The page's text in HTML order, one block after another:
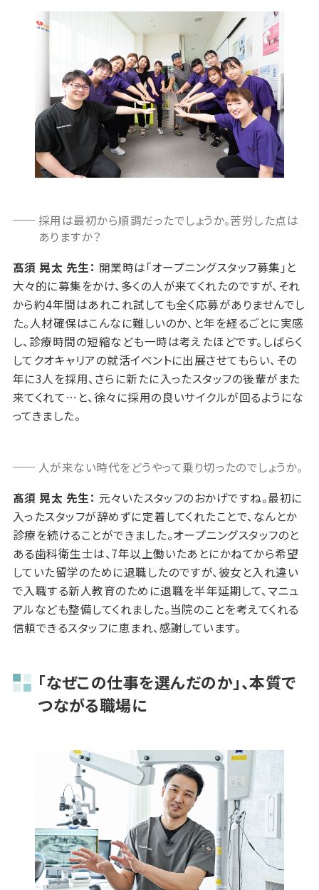
採用は最初から順調だったでしょうか。苦労した点は
ありますか？
髙須 晃太 先生： 開業時は「オープニングスタッフ募集」と
大々的に募集をかけ、多くの人が来てくれたのですが、それ
から約4年間はあれこれ試しても全く応募がありませんでし
た。人材確保はこんなに難しいのか、と年を経るごとに実感
し、診療時間の短縮なども一時は考えたほどです。しばらく
してクオキャリアの就活イベントに出展させてもらい、その
年に3人を採用、さらに新たに入ったスタッフの後輩がまた
来てくれて…と、徐々に採用の良いサイクルが回るようにな
ってきました。
人が来ない時代をどうやって乗り切ったのでしょうか。
髙須 晃太 先生： 元々いたスタッフのおかげですね。最初に
入ったスタッフが辞めずに定着してくれたことで、なんとか
診療を続けることができました。オープニングスタッフのと
ある歯科衛生士は、7年以上働いたあとにかねてから希望
していた留学のために退職したのですが、彼女と入れ違い
で入職する新人教育のために退職を半年延期して、マニュ
アルなども整備してくれました。当院のことを考えてくれる
信頼できるスタッフに恵まれ、感謝しています。
「なぜこの仕事を選んだのか」、本質で
つながる職場に